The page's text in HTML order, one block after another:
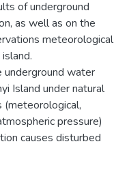
of underground
as well as on the
meteorological
underground water
Island under natural
(meteorological,
pressure)
causes disturbed